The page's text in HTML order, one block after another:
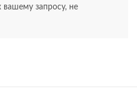
вашему запросу, не